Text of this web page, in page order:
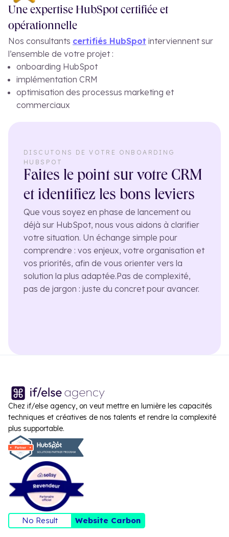
Une expertise HubSpot certifiée et
opérationnelle
Nos consultants certifiés HubSpot interviennent sur
l’ensemble de votre projet :
onboarding HubSpot
implémentation CRM
optimisation des processus marketing et
commerciaux
DISCUTONS DE VOTRE ONBOARDING
HUBSPOT
Faites le point sur votre CRM
et identifiez les bons leviers
Que vous soyez en phase de lancement ou
déjà sur HubSpot, nous vous aidons à clarifier
votre situation. Un échange simple pour
comprendre : vos enjeux, votre organisation et
vos priorités, afin de vous orienter vers la
solution la plus adaptée.Pas de complexité,
pas de jargon : juste du concret pour avancer.
Chez if/else agency, on veut mettre en lumière les capacités
techniques et créatives de nos talents et rendre la complexité
plus supportable.
No Result Website Carbon